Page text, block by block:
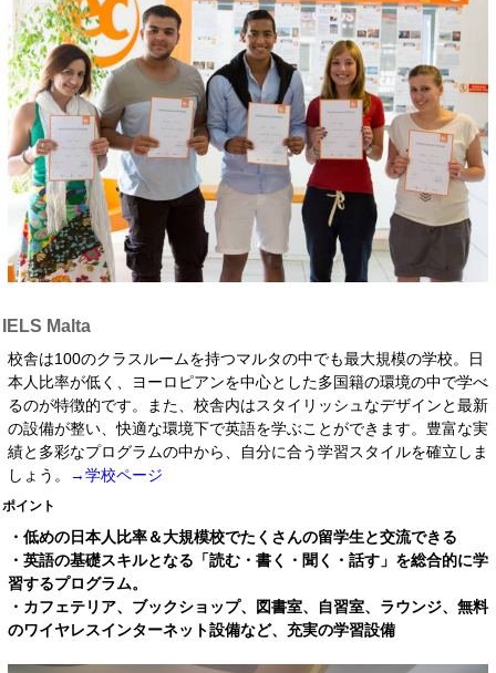
IELS Malta
校舎は100のクラスルームを持つマルタの中でも最大規模の学校。日
本人比率が低く、ヨーロピアンを中心とした多国籍の環境の中で学べ
るのが特徴的です。また、校舎内はスタイリッシュなデザインと最新
の設備が整い、快適な環境下で英語を学ぶことができます。豊富な実
績と多彩なプログラムの中から、自分に合う学習スタイルを確立しま
しょう。
→学校ページ
ポイント
・低めの日本人比率＆大規模校でたくさんの留学生と交流できる
・英語の基礎スキルとなる「読む・書く・聞く・話す」を総合的に学
習するプログラム。
・カフェテリア、ブックショップ、図書室、自習室、ラウンジ、無料
のワイヤレスインターネット設備など、充実の学習設備